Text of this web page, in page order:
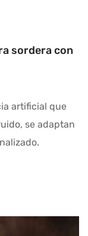
sordera con
artificial que
se adaptan